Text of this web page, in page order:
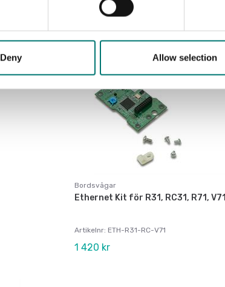
Deny Allow selection
Bordsvågar
Ethernet Kit för R31, RC31, R71, V71
Artikelnr: ETH-R31-RC-V71
1 420 kr